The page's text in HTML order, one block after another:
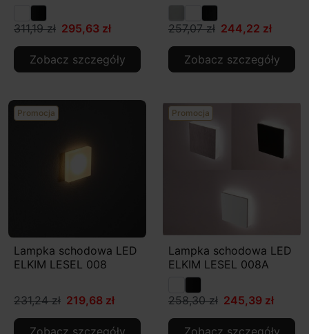
311,19 zł 295,63 zł
Zobacz szczegóły
257,07 zł 244,22 zł
Zobacz szczegóły
Promocja
Lampka schodowa LED
ELKIM LESEL 008
231,24 zł 219,68 zł
Zobacz szczegóły
Promocja
Lampka schodowa LED
ELKIM LESEL 008A
258,30 zł 245,39 zł
Zobacz szczegóły